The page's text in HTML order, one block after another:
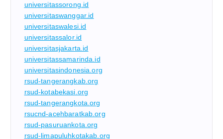
universitassorong.id
universitaswanggar.id
universitaswalesi.id
universitassalor.id
universitasjakarta.id
universitassamarinda.id
universitasindonesia.org
rsud-tangerangkab.org
rsud-kotabekasi.org
rsud-tangerangkota.org
rsucnd-acehbaratkab.org
rsud-pasuruankota.org
rsud-limapuluhkotakab.org